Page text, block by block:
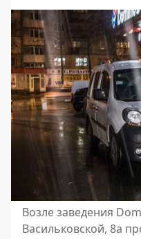
Возле заведения
Васильковской, 8а